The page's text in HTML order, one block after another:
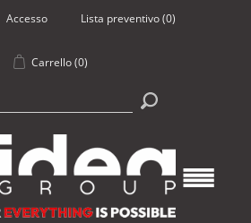
Accesso Lista preventivo (0)
Carrello (0)